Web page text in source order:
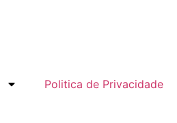
Politica de Privacidade